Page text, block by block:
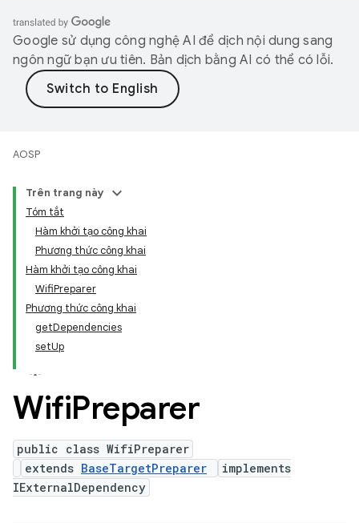
Google sử dụng công nghệ AI để dịch nội dung sang
ngôn ngữ bạn ưu tiên. Bản dịch bằng AI có thể có lỗi.
AOSP
Trên trang này
Tóm tắt
Hàm khởi tạo công khai
Phương thức công khai
Hàm khởi tạo công khai
WifiPreparer
Phương thức công khai
getDependencies
setUp
WifiPreparer
public class WifiPreparer
extends BaseTargetPreparer
implements
IExternalDependency